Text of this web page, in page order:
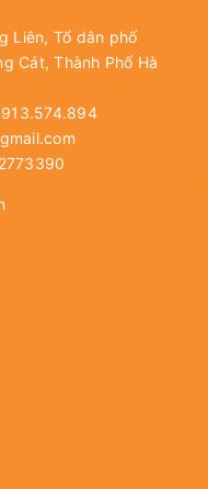
Liên, Tổ dân phố
Cát, Thành Phố Hà